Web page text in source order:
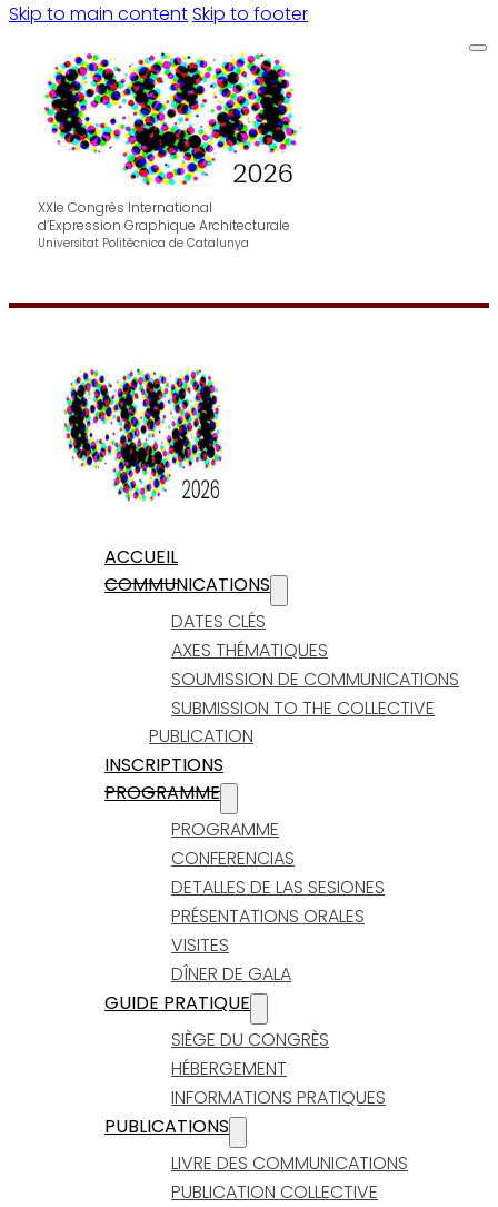
Skip to main contentSkip to footer
XXIe Congrès International
d’Expression Graphique Architecturale
Universitat Politècnica de Catalunya
ACCUEIL
COMMUNICATIONS
DATES CLÉS
AXES THÉMATIQUES
SOUMISSION DE COMMUNICATIONS
SUBMISSION TO THE COLLECTIVE
PUBLICATION
INSCRIPTIONS
PROGRAMME
PROGRAMME
CONFERENCIAS
DETALLES DE LAS SESIONES
PRÉSENTATIONS ORALES
VISITES
DÎNER DE GALA
GUIDE PRATIQUE
SIÈGE DU CONGRÈS
HÉBERGEMENT
INFORMATIONS PRATIQUES
PUBLICATIONS
LIVRE DES COMMUNICATIONS
PUBLICATION COLLECTIVE